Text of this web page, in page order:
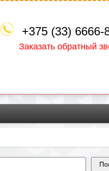
+375 (33) 6666-
Заказать обратный